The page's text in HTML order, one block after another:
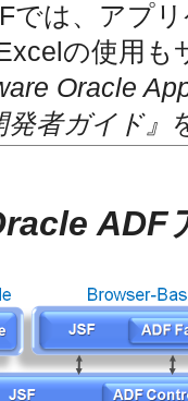
では、アプ
の使用も
Oracle
者ガイド』
ADF